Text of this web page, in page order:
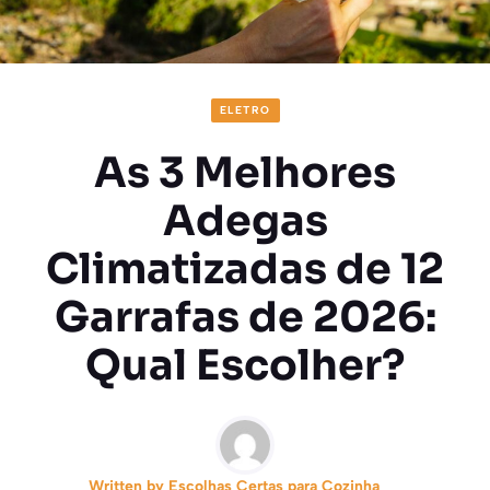
ELETRO
As 3 Melhores
Adegas
Climatizadas de 12
Garrafas de 2026:
Qual Escolher?